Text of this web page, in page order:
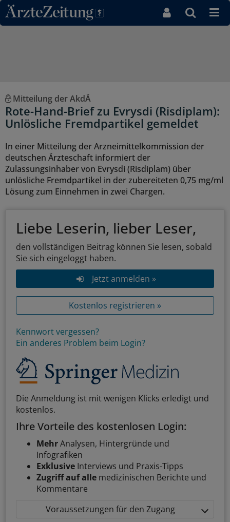
Direkt zum Inhaltsbereich
Mitteilung der AkdÄ
Rote-Hand-Brief zu Evrysdi (Risdiplam):
Unlösliche Fremdpartikel gemeldet
In einer Mitteilung der Arzneimittelkommission der
deutschen Ärzteschaft informiert der
Zulassungsinhaber von Evrysdi (Risdiplam) über
unlösliche Fremdpartikel in der zubereiteten 0,75 mg/ml
Lösung zum Einnehmen in zwei Chargen.
Liebe Leserin, lieber Leser,
den vollständigen Beitrag können Sie lesen, sobald
Sie sich eingeloggt haben.
Jetzt anmelden »
Kostenlos registrieren »
Kennwort vergessen?
Ein anderes Problem beim Login?
Die Anmeldung ist mit wenigen Klicks erledigt und
kostenlos.
Ihre Vorteile des kostenlosen Login:
MehrAnalysen, Hintergründe und
Infografiken
Exklusive Interviews und Praxis-Tipps
Zugriff auf alle medizinischen Berichte und
Kommentare
Voraussetzungen für den Zugang